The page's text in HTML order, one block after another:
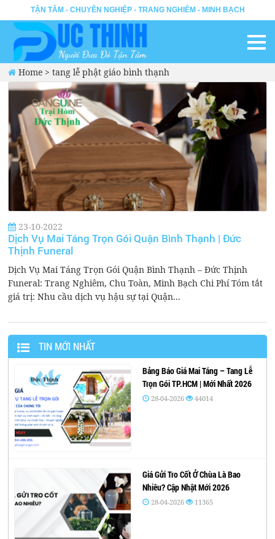
TẬN TÂM - CHUYÊN NGHIỆP - TRANG NGHIÊM - MINH BẠCH
Home >tang lễ phật giáo bình thạnh
23-10-2022
Dịch Vụ Mai Táng Trọn Gói Quận Bình Thạnh | Đức
Thịnh Funeral
Dịch Vụ Mai Táng Trọn Gói Quận Bình Thạnh – Đức Thịnh
Funeral: Trang Nghiêm, Chu Toàn, Minh Bạch Chi Phí Tóm tắt
giá trị: Nhu cầu dịch vụ hậu sự tại Quận...
TIN MỚI NHẤT
Bảng Báo Giá Mai Táng – Tang Lễ
Trọn Gói TP.HCM | Mới Nhất 2026
28-04-2026 44014
Giá Gửi Tro Cốt Ở Chùa Là Bao
Nhiêu? Cập Nhật Mới 2026
28-04-2026 11365